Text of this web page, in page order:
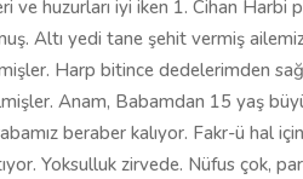
ve huzurları iyi iken 1. Cihan Harbi
Altı yedi tane şehit vermiş
Harp bitince dedelerimden
Anam, Babamdan 15 yaş
beraber kalıyor. Fakr-ü hal
Yoksulluk zirvede. Nüfus çok,